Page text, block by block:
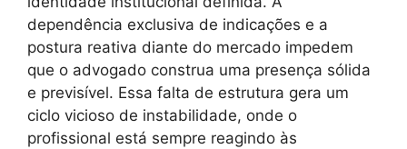
dependência exclusiva de indicações e a
postura reativa diante do mercado impedem
que o advogado construa uma presença sólida
e previsível. Essa falta de estrutura gera um
ciclo vicioso de instabilidade, onde o
profissional está sempre reagindo às